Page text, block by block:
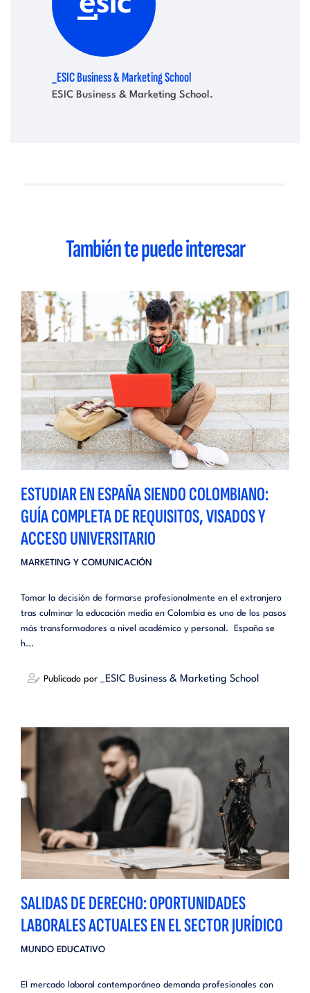
_ESIC Business & Marketing School
ESIC Business & Marketing School.
También te puede interesar
ESTUDIAR EN ESPAÑA SIENDO COLOMBIANO:
GUÍA COMPLETA DE REQUISITOS, VISADOS Y
ACCESO UNIVERSITARIO
MARKETING Y COMUNICACIÓN
Tomar la decisión de formarse profesionalmente en el extranjero
tras culminar la educación media en Colombia es uno de los pasos
más transformadores a nivel académico y personal. España se
h...
Publicado por _ESIC Business & Marketing School
SALIDAS DE DERECHO: OPORTUNIDADES
LABORALES ACTUALES EN EL SECTOR JURÍDICO
MUNDO EDUCATIVO
El mercado laboral contemporáneo demanda profesionales con